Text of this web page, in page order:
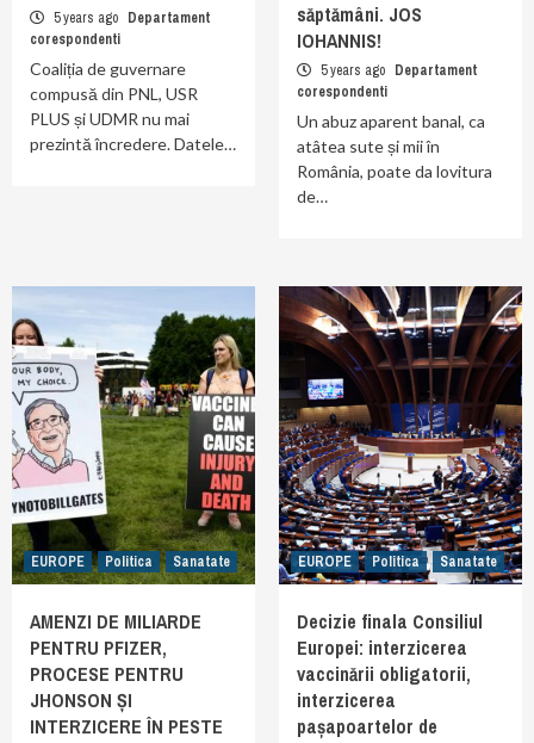
5 years ago Departament
corespondenti
Coaliția de guvernare
compusă din PNL, USR
PLUS și UDMR nu mai
prezintă încredere. Datele…
săptămâni. JOS
IOHANNIS!
5 years ago Departament
corespondenti
Un abuz aparent banal, ca
atâtea sute și mii în
România, poate da lovitura
de…
EUROPE Politica Sanatate
AMENZI DE MILIARDE
PENTRU PFIZER,
PROCESE PENTRU
JHONSON ȘI
INTERZICERE ÎN PESTE
EUROPE Politica Sanatate
Decizie finala Consiliul
Europei: interzicerea
vaccinării obligatorii,
interzicerea
pașapoartelor de